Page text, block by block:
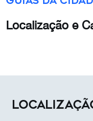
Localização e